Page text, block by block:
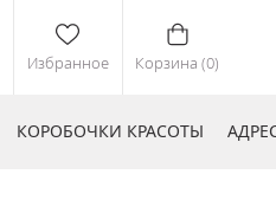
Избранное Корзина (0)
КОРОБОЧКИ КРАСОТЫ